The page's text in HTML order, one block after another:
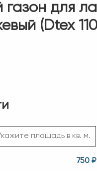
газон для
(Dtex
750 ₽